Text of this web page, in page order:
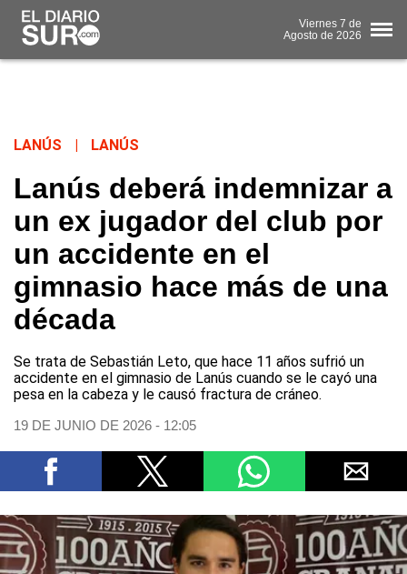
Viernes 7 de
Agosto de 2026
LANÚS LANÚS
Lanús deberá indemnizar a
un ex jugador del club por
un accidente en el
gimnasio hace más de una
década
Se trata de Sebastián Leto, que hace 11 años sufrió un
accidente en el gimnasio de Lanús cuando se le cayó una
pesa en la cabeza y le causó fractura de cráneo.
19 DE JUNIO DE 2026 - 12:05